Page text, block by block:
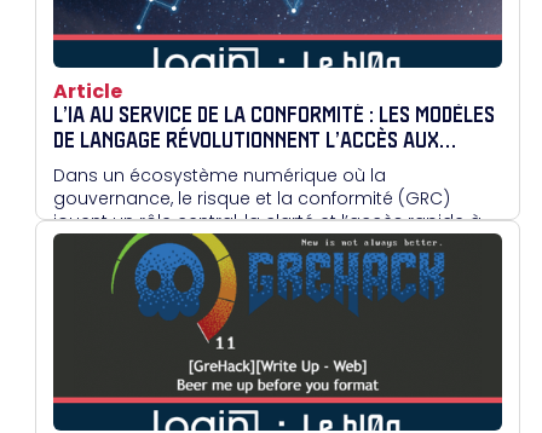
Article
L’IA AU SERVICE DE LA CONFORMITÉ : LES MODÈLES
DE LANGAGE RÉVOLUTIONNENT L’ACCÈS AUX
POLITIQUES D’ENTREPRISE
Dans un écosystème numérique où la
gouvernance, le risque et la conformité (GRC)
jouent un rôle central, la clarté et l’accès rapide à
l’information correcte ne sont pas seulement des
atouts, mais des nécessités absolues.